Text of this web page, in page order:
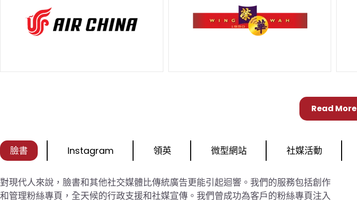
Read More
臉書 Instagram 領英 微型網站 社媒活動
對現代人來說，臉書和其他社交媒體比傳統廣告更能引起迴響。我們的服務包括創作
和管理粉絲專頁，全天候的行政支援和社媒宣傳。我們曾成功為客戶的粉絲專頁注入